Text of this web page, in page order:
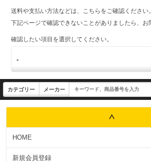
送料や支払い方法などは、こちらをご確認ください。
下記ページで確認できないことがありましたら、お
確認したい項目を選択してください。
HOME
新規会員登録